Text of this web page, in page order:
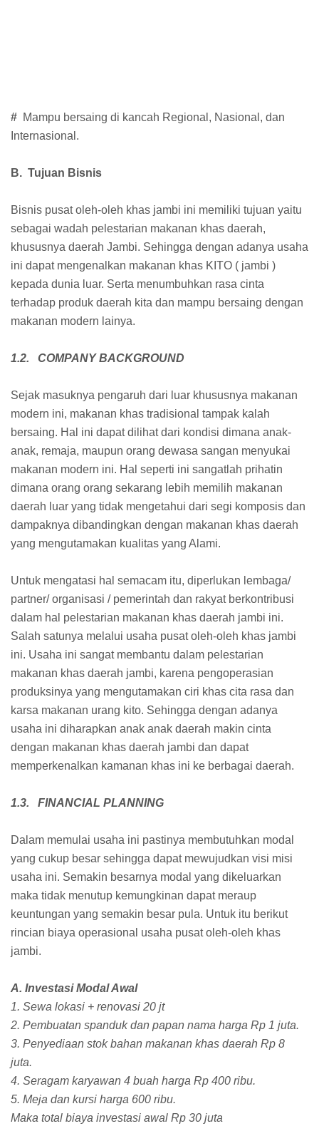
# Mampu bersaing di kancah Regional, Nasional, dan
Internasional.
B. Tujuan Bisnis
Bisnis pusat oleh-oleh khas jambi ini memiliki tujuan yaitu
sebagai wadah pelestarian makanan khas daerah,
khususnya daerah Jambi. Sehingga dengan adanya usaha
ini dapat mengenalkan makanan khas KITO ( jambi )
kepada dunia luar. Serta menumbuhkan rasa cinta
terhadap produk daerah kita dan mampu bersaing dengan
makanan modern lainya.
1.2. COMPANY BACKGROUND
Sejak masuknya pengaruh dari luar khususnya makanan
modern ini, makanan khas tradisional tampak kalah
bersaing. Hal ini dapat dilihat dari kondisi dimana anak-
anak, remaja, maupun orang dewasa sangan menyukai
makanan modern ini. Hal seperti ini sangatlah prihatin
dimana orang orang sekarang lebih memilih makanan
daerah luar yang tidak mengetahui dari segi komposis dan
dampaknya dibandingkan dengan makanan khas daerah
yang mengutamakan kualitas yang Alami.
Untuk mengatasi hal semacam itu, diperlukan lembaga/
partner/ organisasi / pemerintah dan rakyat berkontribusi
dalam hal pelestarian makanan khas daerah jambi ini.
Salah satunya melalui usaha pusat oleh-oleh khas jambi
ini. Usaha ini sangat membantu dalam pelestarian
makanan khas daerah jambi, karena pengoperasian
produksinya yang mengutamakan ciri khas cita rasa dan
karsa makanan urang kito. Sehingga dengan adanya
usaha ini diharapkan anak anak daerah makin cinta
dengan makanan khas daerah jambi dan dapat
memperkenalkan kamanan khas ini ke berbagai daerah.
1.3. FINANCIAL PLANNING
Dalam memulai usaha ini pastinya membutuhkan modal
yang cukup besar sehingga dapat mewujudkan visi misi
usaha ini. Semakin besarnya modal yang dikeluarkan
maka tidak menutup kemungkinan dapat meraup
keuntungan yang semakin besar pula. Untuk itu berikut
rincian biaya operasional usaha pusat oleh-oleh khas
jambi.
A. Investasi Modal Awal
1. Sewa lokasi + renovasi 20 jt
2. Pembuatan spanduk dan papan nama harga Rp 1 juta.
3. Penyediaan stok bahan makanan khas daerah Rp 8
juta.
4. Seragam karyawan 4 buah harga Rp 400 ribu.
5. Meja dan kursi harga 600 ribu.
Maka total biaya investasi awal Rp 30 juta